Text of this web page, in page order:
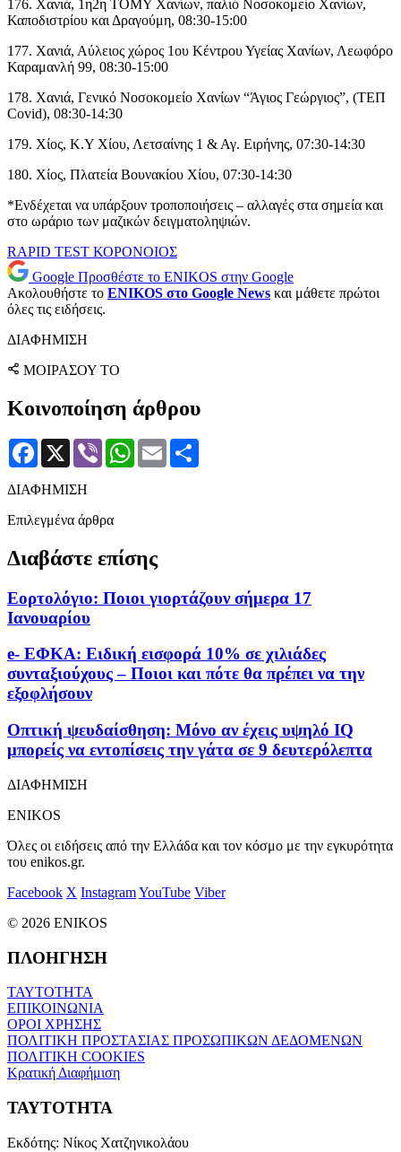
176. Χανιά, 1η2η ΤΟΜΥ Χανίων, παλιό Νοσοκομείο Χανίων,
Καποδιστρίου και Δραγούμη, 08:30-15:00
177. Χανιά, Αύλειος χώρος 1ου Κέντρου Υγείας Χανίων, Λεωφόρο
Καραμανλή 99, 08:30-15:00
178. Χανιά, Γενικό Νοσοκομείο Χανίων “Άγιος Γεώργιος”, (ΤΕΠ
Covid), 08:30-14:30
179. Χίος, Κ.Υ Χίου, Λετσαίνης 1 & Αγ. Ειρήνης, 07:30-14:30
180. Χίος, Πλατεία Βουνακίου Χίου, 07:30-14:30
*Ενδέχεται να υπάρξουν τροποποιήσεις – αλλαγές στα σημεία και
στο ωράριο των μαζικών δειγματοληψιών.
RAPID TEST ΚΟΡΟΝΟΙΟΣ
Google Προσθέστε το ENIKOS στην Google
Ακολουθήστε το ENIKOS στο Google News και μάθετε πρώτοι
όλες τις ειδήσεις.
ΔΙΑΦΗΜΙΣΗ
ΜΟΙΡΑΣΟΥ ΤΟ
Κοινοποίηση άρθρου
Facebook
X Viber WhatsApp
Email
ΔΙΑΦΗΜΙΣΗ
Επιλεγμένα άρθρα
Διαβάστε επίσης
Εορτολόγιο: Ποιοι γιορτάζουν σήμερα 17
Ιανουαρίου
e- ΕΦΚΑ: Ειδική εισφορά 10% σε χιλιάδες
συνταξιούχους – Ποιοι και πότε θα πρέπει να την
εξοφλήσουν
Οπτική ψευδαίσθηση: Μόνο αν έχεις υψηλό IQ
μπορείς να εντοπίσεις την γάτα σε 9 δευτερόλεπτα
ΔΙΑΦΗΜΙΣΗ
ENIKOS
Όλες οι ειδήσεις από την Ελλάδα και τον κόσμο με την εγκυρότητα
του enikos.gr.
Facebook X InstagramYouTube Viber
© 2026 ENIKOS
ΠΛΟΗΓΗΣΗ
ΤΑΥΤΟΤΗΤΑ
ΕΠΙΚΟΙΝΩΝΙΑ
ΟΡΟΙ ΧΡΗΣΗΣ
ΠΟΛΙΤΙΚΗ ΠΡΟΣΤΑΣΙΑΣ ΠΡΟΣΩΠΙΚΩΝ ΔΕΔΟΜΕΝΩΝ
ΠΟΛΙΤΙΚΗ COOKIES
Κρατική Διαφήμιση
ΤΑΥΤΟΤΗΤΑ
Εκδότης: Νίκος Χατζηνικολάου